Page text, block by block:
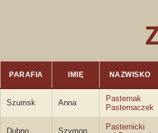
PARAFIA IMIĘ NAZWISKO
Szumsk Anna
Pasternak
Pasternaczek
Dubno Szymon
Pasternicki